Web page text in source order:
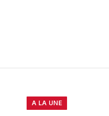
A LA UNE